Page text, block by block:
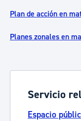
Plan de acción en
Planes zonales en
Servicio
Espacio